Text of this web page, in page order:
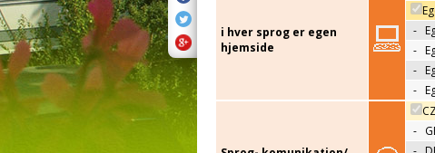
i hver sprog er egen
hjemside
-
-
-
-
-